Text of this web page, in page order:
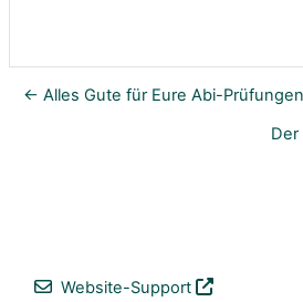
← Alles Gute für Eure Abi-
Website-Support